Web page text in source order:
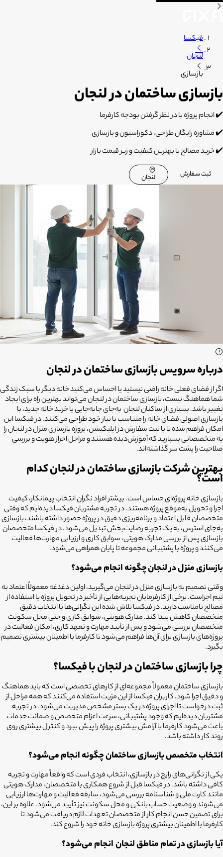
فیکسا
لنجان
بازسازی
بازسازی ساختمان در لنجان
✔️انجام پروژه با در نظر گرفتن بودجه کارفرما
✔️مشاوره رایگان طراحی، دکوراسیون و بازسازی
✔️خرید مصالح با بهترین کیفیت و زیر قیمت بازار
ثبت سفارش لنجان
درباره سرویس بازسازی ساختمان در لنجان
اگر از فضای فعلی خانه راضی نیستید یا احساس می‌کنید خانه دیگر با سبک زندگی
شما هماهنگ نیست،بازسازی ساختمان در لنجانمی‌تواند بهترین راه برای ایجاد
تغییر باشد. بسیاری از ساکنان لنجان به‌جای جابه‌جایی یا خرید خانه جدید، با
بازسازی اصولی فضای خانه را متناسب با نیاز خود طراحی می‌کنند. در فیکسا این
امکان فراهم شده تا با ثبت سفارش در اپلیکیشن، پروژه بازسازی منزل در لنجان را
به متخصصانی بسپارید که آموزش‌دیده هستند و مراحل احراز هویت و بررسی
صلاحیت را پشت سر گذاشته‌اند.
بهترین شرکت بازسازی ساختمان در لنجان کدام
است؟
بازسازی خانه پروژه‌ای حساس است. بیشتر افراد نگران انتخاب پیمانکار، کیفیت
اجرا و تحویل به‌موقع پروژه هستند. در تجربه مشتریان فیکسا دیده‌ایم که وقتی
متخصصان قابل اعتماد و برنامه‌ریزی دقیق در پروژه حضور داشته باشند، بازسازی
به‌جای استرس، به یک تجربه رضایت‌بخش تبدیل می‌شود. در فیکسا متخصصان
بازسازی پس از بررسی مدارک هویتی، سوابق کاری و ارزیابی مهارت‌ها فعالیت
می‌کنند و پروژه با پشتیبانی مجموعه تا پایان همراهی می‌شود.
بازسازی منزل در لنجان چگونه انجام می‌شود؟
وقتی تصمیم به بازسازی منزل در لنجان می‌گیرید، اولین دغدغه معمولاً اعتماد به
تیم اجراست. برخی از کارفرمایان تجربه‌هایی از تأخیر در تحویل پروژه یا استفاده از
مصالح نامناسب دارند. در فیکسا تلاش شده این نگرانی‌ها با انتخاب دقیق
متخصصان کاهش پیدا کند. مدارک هویتی، سوابق کاری و حتی محل سکونت
متخصصان بررسی می‌شود و پس از تأیید مهارت و تعهد کاری، امکان فعالیت در
پروژه‌های بازسازی برای آن‌ها فراهم می‌شود تا کارفرما با اطمینان بیشتری تصمیم
بگیرد.
چرا بازسازی ساختمان در لنجان با فیکسا؟
بازسازی ساختمان معمولاً مجموعه‌ای از کارهای تخصصی است که باید هماهنگ
و دقیق اجرا شود. کاربران فیکسا از این مزیت استفاده می‌کنند که همه مراحل از
ثبت درخواست تا اجرای پروژه در یک بستر مشخص مدیریت می‌شود. در تجربه
مشتریان دیده‌ایم که وجود پشتیبانی، سرعت اعزام متخصص و ضمانت خدمات
باعث می‌شود کارفرما با آرامش بیشتری پروژه را پیش ببرد و کنترل بیشتری روی
روند کار داشته باشد.
انتخاب متخصص بازسازی ساختمان چگونه انجام می‌شود؟
یکی از نگرانی‌های رایج در بازسازی، انتخاب فردی است که واقعاً مهارت و تجربه
کافی داشته باشد. در فیکسا قبل از شروع همکاری با متخصصان، مدارک هویتی
مانند کارت ملی و شناسنامه بررسی می‌شود، سابقه فعالیت و مهارت‌ها ارزیابی
می‌شوند و وضعیت حساب بانکی و محل سکونت نیز تأیید می‌شود. علاوه بر این،
برای تضمین حسن انجام کار از متخصصان تعهدات لازم دریافت می‌شود تا
کارفرما با اطمینان بیشتری پروژه بازسازی خانه خود را شروع کند.
آیا بازسازی در تمام مناطق لنجانانجام می‌شود؟